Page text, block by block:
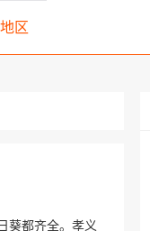
区
葵都齐全。孝义